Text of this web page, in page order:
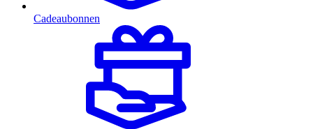
Cadeaubonnen